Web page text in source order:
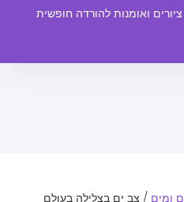
ואומנות להורדה חופשית
ומים / צב ים בצלילה בעולם